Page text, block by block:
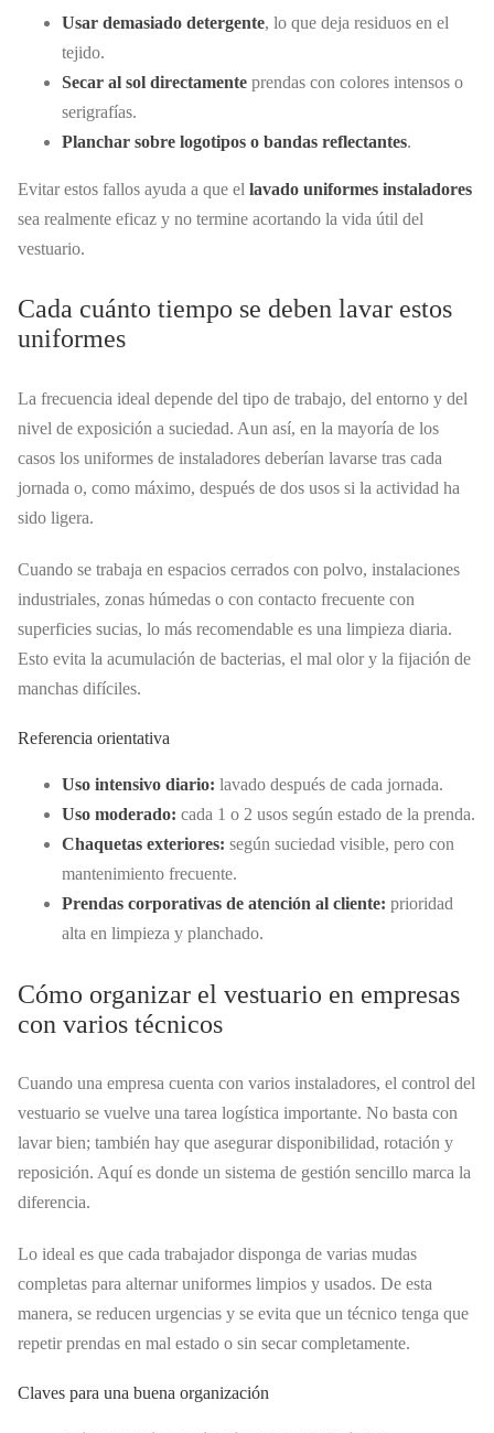
Usar demasiado detergente, lo que deja residuos en el
tejido.
Secar al sol directamente prendas con colores intensos o
serigrafías.
Planchar sobre logotipos o bandas reflectantes.
Evitar estos fallos ayuda a que el lavado uniformes instaladores
sea realmente eficaz y no termine acortando la vida útil del
vestuario.
Cada cuánto tiempo se deben lavar estos
uniformes
La frecuencia ideal depende del tipo de trabajo, del entorno y del
nivel de exposición a suciedad. Aun así, en la mayoría de los
casos los uniformes de instaladores deberían lavarse tras cada
jornada o, como máximo, después de dos usos si la actividad ha
sido ligera.
Cuando se trabaja en espacios cerrados con polvo, instalaciones
industriales, zonas húmedas o con contacto frecuente con
superficies sucias, lo más recomendable es una limpieza diaria.
Esto evita la acumulación de bacterias, el mal olor y la fijación de
manchas difíciles.
Referencia orientativa
Uso intensivo diario: lavado después de cada jornada.
Uso moderado: cada 1 o 2 usos según estado de la prenda.
Chaquetas exteriores: según suciedad visible, pero con
mantenimiento frecuente.
Prendas corporativas de atención al cliente: prioridad
alta en limpieza y planchado.
Cómo organizar el vestuario en empresas
con varios técnicos
Cuando una empresa cuenta con varios instaladores, el control del
vestuario se vuelve una tarea logística importante. No basta con
lavar bien; también hay que asegurar disponibilidad, rotación y
reposición. Aquí es donde un sistema de gestión sencillo marca la
diferencia.
Lo ideal es que cada trabajador disponga de varias mudas
completas para alternar uniformes limpios y usados. De esta
manera, se reducen urgencias y se evita que un técnico tenga que
repetir prendas en mal estado o sin secar completamente.
Claves para una buena organización